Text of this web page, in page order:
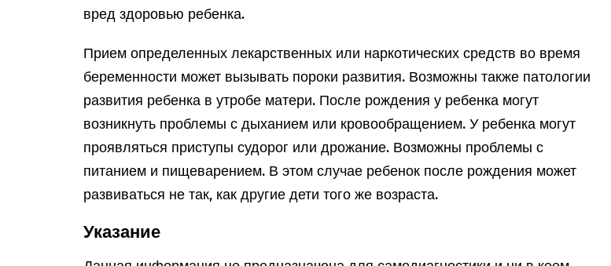
вред здоровью ребенка.
Прием определенных лекарственных или наркотических средств во время
беременности может вызывать пороки развития. Возможны также патологии
развития ребенка в утробе матери. После рождения у ребенка могут
возникнуть проблемы с дыханием или кровообращением. У ребенка могут
проявляться приступы судорог или дрожание. Возможны проблемы с
питанием и пищеварением. В этом случае ребенок после рождения может
развиваться не так, как другие дети того же возраста.
Указание